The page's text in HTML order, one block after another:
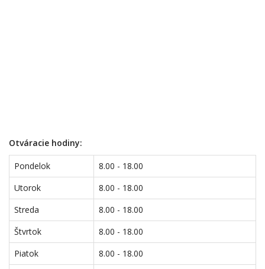
Otváracie hodiny:
Pondelok
8.00 - 18.00
Utorok
8.00 - 18.00
Streda
8.00 - 18.00
Štvrtok
8.00 - 18.00
Piatok
8.00 - 18.00